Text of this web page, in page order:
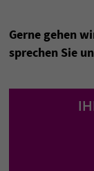
Gerne gehen
sprechen Sie